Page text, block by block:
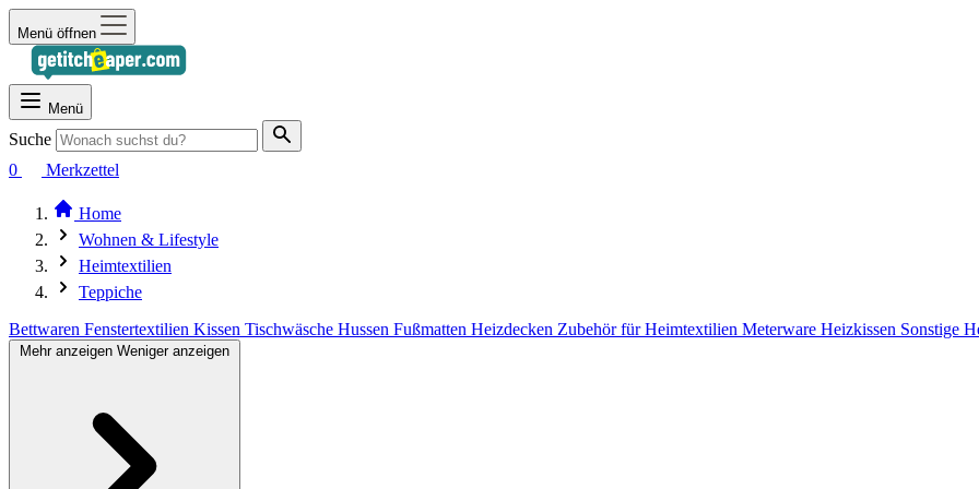
Menü öffnen
Menü
Suche
0
Merkzettel
Home
Wohnen & Lifestyle
Heimtextilien
Teppiche
Bettwaren Fenstertextilien Kissen Tischwäsche Hussen Fußmatten Heizdecken Zubehör für Heimtextilien Meterware Heizkissen Sonstige
Mehr anzeigen Weniger anzeigen